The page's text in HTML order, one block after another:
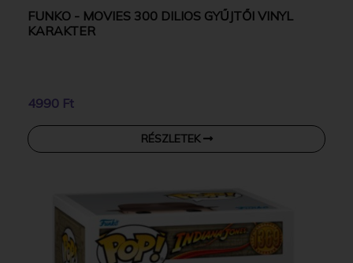
FUNKO - MOVIES 300 DILIOS GYŰJTŐI VINYL
KARAKTER
4990 Ft
RÉSZLETEK